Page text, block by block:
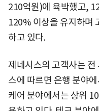
210억원)에 육박했고,
120% 이상을 유지하며
하고 있다.
제네시스의 고객사는 전
스에 따르면 은행 분야
케어 분야에서는 상위